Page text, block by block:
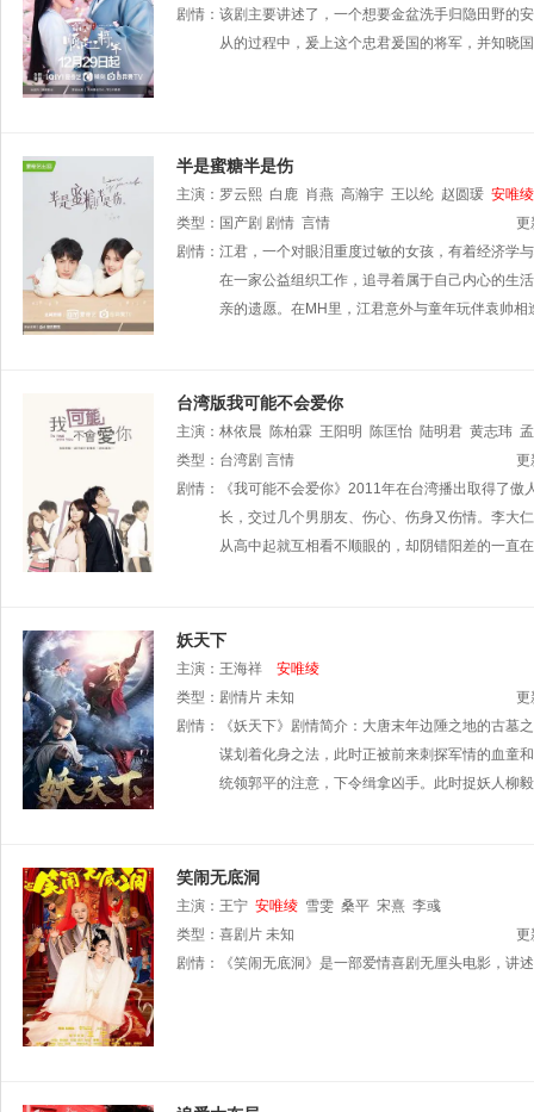
剧情： 该剧主要讲述了，一个想要金盆洗手归隐田野的
从的过程中，爰上这个忠君爰国的将军，并知晓
半是蜜糖半是伤
主演： 罗云熙 白鹿 肖燕 高瀚宇 王以纶 赵圆瑗 安唯绫
类型： 国产剧 剧情 言情
更
剧情： 江君，一个对眼泪重度过敏的女孩，有着经济学
在一家公益组织工作，追寻着属于自己内心的生
亲的遗愿。在MH里，江君意外与童年玩伴袁帅
台湾版我可能不会爱你
主演： 林依晨 陈柏霖 王阳明 陈匡怡 陆明君 黄志玮
昱纬 余怡萱 刘引商
丫
林志儒
瞿友宁 林政逸 陈奕达 季芮彤 篠崎翎榕 朱丽君
宜萱老师 邱彦翔 励政达 詹乃蓁
类型： 台湾剧 言情
更
剧情：
《我可能不会爱你》2011年在台湾播出取得了
长，交过几个男朋友、伤心、伤身又伤情。李大
从高中起就互相看不顺眼的，却阴错阳差的一直
妖天下
主演： 王海祥
安唯绫
类型： 剧情片 未知
更
剧情：
《妖天下》剧情简介：大唐末年边陲之地的古
谋划着化身之法，此时正被前来刺探军情的血童
统领郭平的注意，下令缉拿凶手。此时捉妖人柳
笑闹无底洞
主演： 王宁 安唯绫 雪雯 桑平 宋熹 李彧
类型： 喜剧片 未知
更
剧情：
《笑闹无底洞》是一部爱情喜剧无厘头电影，